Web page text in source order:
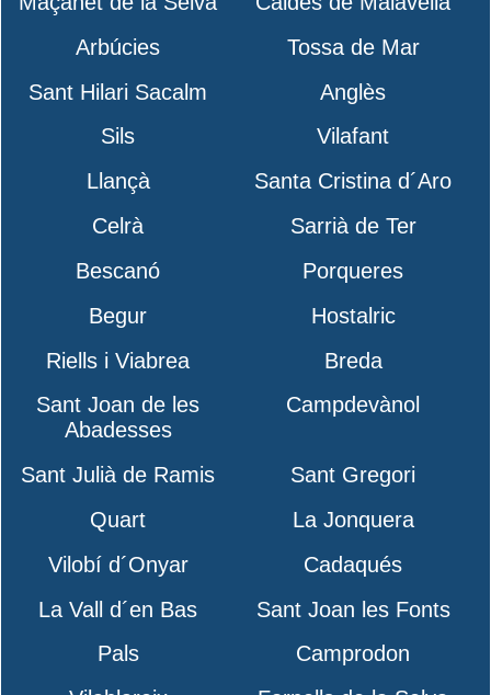
Arbúcies
Tossa de Mar
Sant Hilari Sacalm
Anglès
Sils
Vilafant
Llançà
Santa Cristina d´Aro
Celrà
Sarrià de Ter
Bescanó
Porqueres
Begur
Hostalric
Riells i Viabrea
Breda
Sant Joan de les
Abadesses
Campdevànol
Sant Julià de Ramis
Sant Gregori
Quart
La Jonquera
Vilobí d´Onyar
Cadaqués
La Vall d´en Bas
Sant Joan les Fonts
Pals
Camprodon